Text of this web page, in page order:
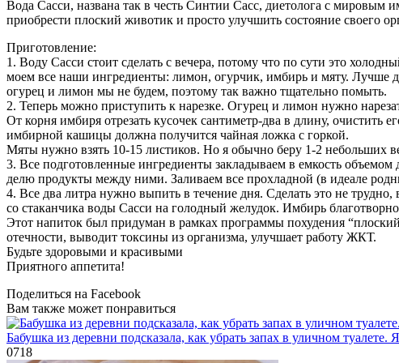
Вода Сасси, названа так в честь Синтии Сасс, диетолога с мировым
приобрести плоский животик и просто улучшить состояние своего
Приготовление:
1. Воду Сасси стоит сделать с вечера, потому что по сути это
моем все наши ингредиенты: лимон, огурчик, имбирь и мяту. Лучше
огурец и лимон мы не будем, поэтому так важно тщательно помыть.
2. Теперь можно приступить к нарезке. Огурец и лимон нужно
От корня имбиря отрезать кусочек сантиметр-два в длину, очистить
имбирной кашицы должна получится чайная ложка с горкой.
Мяты нужно взять 10-15 листиков. Но я обычно беру 1-2 небольших
3. Все подготовленные ингредиенты закладываем в емкость
делю продукты между ними. Заливаем все прохладной (в идеале
4. Все два литра нужно выпить в течение дня. Сделать это не
со стаканчика воды Сасси на голодный желудок. Имбирь
Этот напиток был придуман в рамках программы похудения
отечности, выводит токсины из организма, улучшает работу ЖКТ.
Будьте здоровыми и красивыми
Приятного аппетита!
Поделиться на Facebook
Вам также может понравиться
Бабушка из деревни подсказала, как убрать запах в уличном
0718